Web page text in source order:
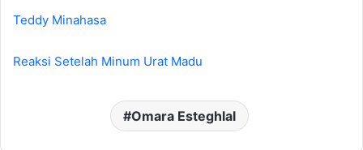
Teddy Minahasa
Reaksi Setelah Minum Urat Madu
Omara Esteghlal